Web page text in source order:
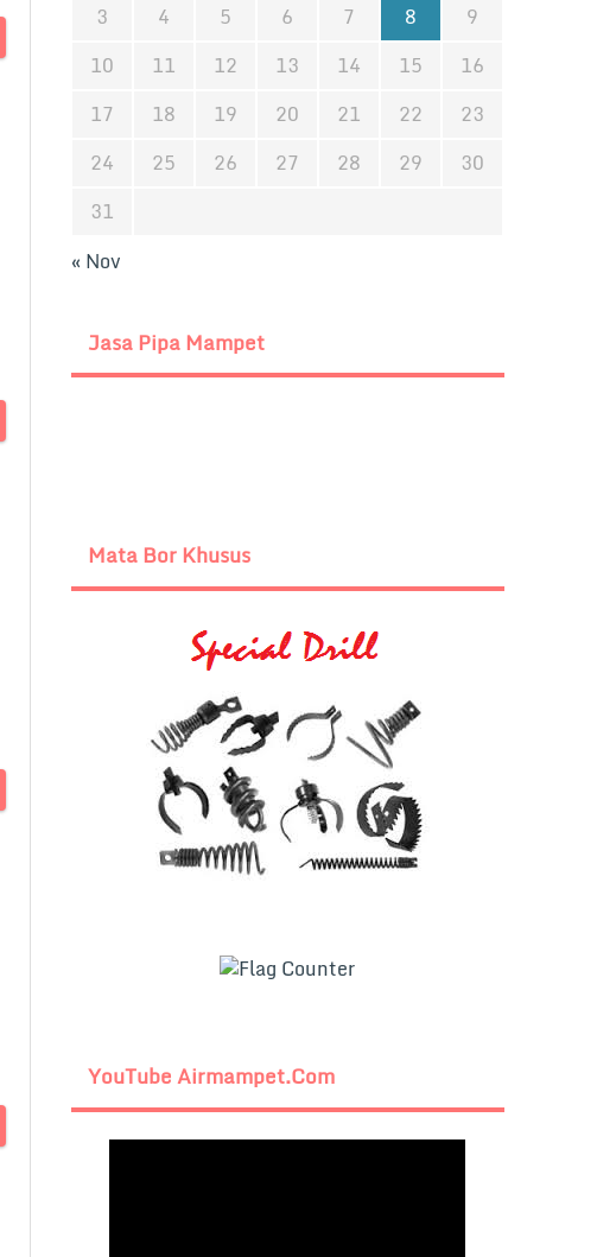
3
4 5 6 7 8
9
10
11 12 13 14 15
16
17
18 19 20 21 22
23
24
25 26 27 28 29
30
31
« Nov
Jasa Pipa Mampet
Mata Bor Khusus
YouTube Airmampet.com